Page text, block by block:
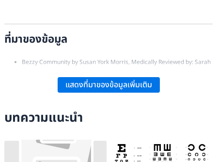
ที่มาของข้อมูล
Bezzy Community by Susan York Morris, Medically Reviewed by: Sarah
Breast Surgery”
โรงพยาบาลยันฮี: “ผ่าตัดเสริมสร้างเต้านม โดย นพ.โชคชัย อมรสวัสดิ์วัฒนา”
The Royal Melbourne Hospital:
แสดงที่มาของข้อมูลเพิ่มเติม
บทความแนะนำ